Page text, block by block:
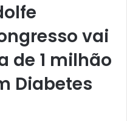
vai
de 1 milhão
Diabetes